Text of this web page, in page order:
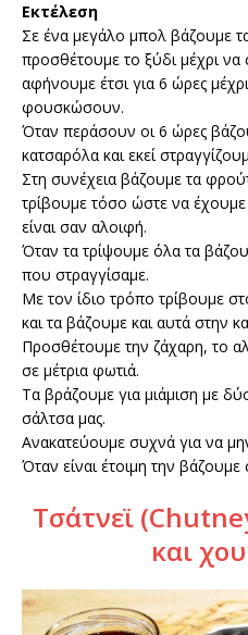
Εκτέλεση
Σε ένα μεγάλο μπολ βάζουμε
προσθέτουμε το ξύδι μέχρι να
αφήνουμε έτσι για 6 ώρες
φουσκώσουν.
Όταν περάσουν οι 6 ώρες
κατσαρόλα και εκεί
Στη συνέχεια βάζουμε τα
τρίβουμε τόσο ώστε να έχουμε
είναι σαν αλοιφή.
Όταν τα τρίψουμε όλα τα
που στραγγίσαμε.
Με τον ίδιο τρόπο τρίβουμε
και τα βάζουμε και αυτά στην
Προσθέτουμε την ζάχαρη, το
σε μέτρια φωτιά.
Τα βράζουμε για μιάμιση με
σάλτσα μας.
Ανακατεύουμε συχνά για να
Όταν είναι έτοιμη την
Τσάτνεϊ
και